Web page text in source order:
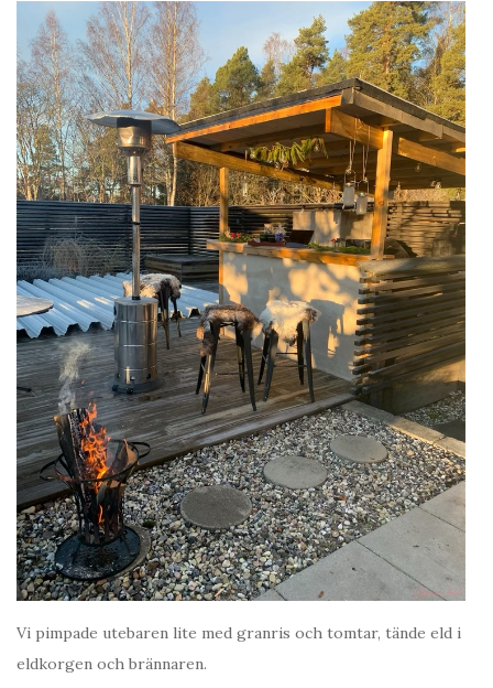
Vi pimpade utebaren lite med granris och tomtar, tände eld i
eldkorgen och brännaren.